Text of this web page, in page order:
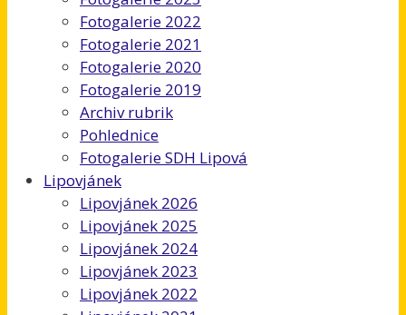
Fotogalerie 2022
Fotogalerie 2021
Fotogalerie 2020
Fotogalerie 2019
Archiv rubrik
Pohlednice
Fotogalerie SDH Lipová
Lipovjánek
Lipovjánek 2026
Lipovjánek 2025
Lipovjánek 2024
Lipovjánek 2023
Lipovjánek 2022